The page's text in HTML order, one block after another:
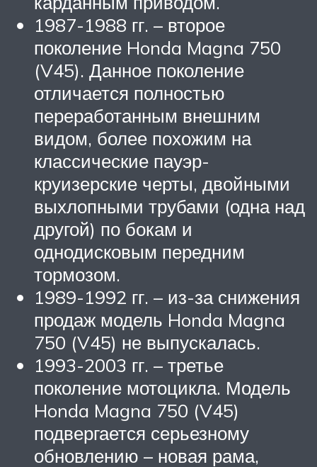
1987-1988 гг. – второе
поколение Honda Magna 750
(V45). Данное поколение
отличается полностью
переработанным внешним
видом, более похожим на
классические пауэр-
круизерские черты, двойными
выхлопными трубами (одна над
другой) по бокам и
однодисковым передним
тормозом.
1989-1992 гг. – из-за снижения
продаж модель Honda Magna
750 (V45) не выпускалась.
1993-2003 гг. – третье
поколение мотоцикла. Модель
Honda Magna 750 (V45)
подвергается серьезному
обновлению – новая рама,